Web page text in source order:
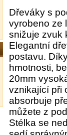
Dřeváky s
vyrobeno ze
snižuje zvuk
Elegantní
postavu.
hmotnosti,
20mm
vznikající při
absorbuje
můžete z
Stélka se